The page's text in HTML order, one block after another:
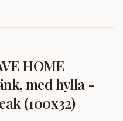
HOME
med hylla -
(100x32)